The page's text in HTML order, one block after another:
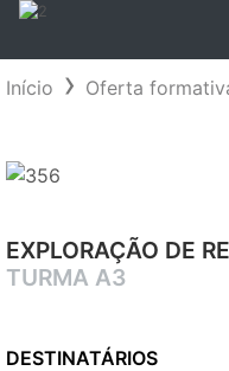
Início Oferta
EXPLORAÇÃO DE
TURMA A3
DESTINATÁRIOS